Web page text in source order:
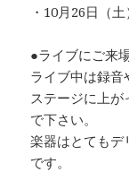
・10月26日（
●ライブにご来
ライブ中は録音
ステージに上
で下さい。
楽器はとてもデ
です。